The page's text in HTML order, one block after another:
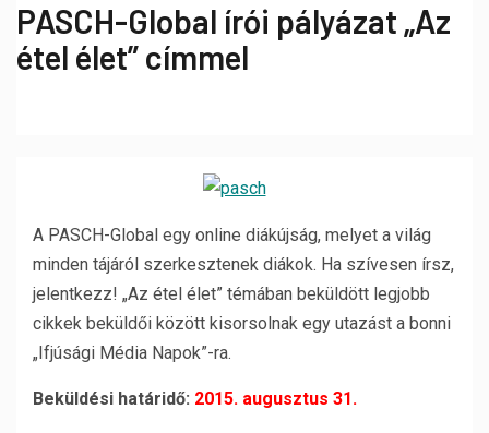
PASCH-Global írói pályázat „Az
étel élet” címmel
A PASCH-Global egy online diákújság, melyet a világ
minden tájáról szerkesztenek diákok. Ha szívesen írsz,
jelentkezz! „Az étel élet” témában beküldött legjobb
cikkek beküldői között kisorsolnak egy utazást a bonni
„Ifjúsági Média Napok”-ra.
Beküldési határidő: 2015. augusztus 31.